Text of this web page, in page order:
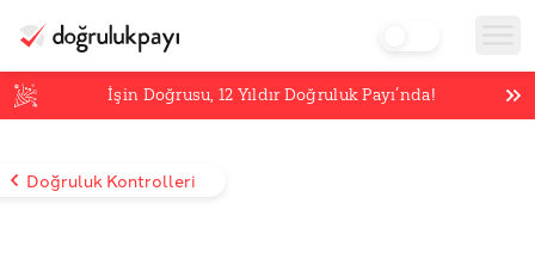
İşin Doğrusu,12 Yıldır Doğruluk Payı’nda!
Doğruluk Kontrolleri